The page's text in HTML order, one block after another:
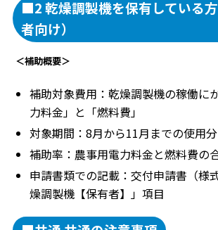
■2 乾燥調製機を保有している
者向け）
＜補助概要＞
補助対象費用：乾燥調製機の稼働に
力料金」と「燃料費」
対象期間：8月から11月までの使用分
補助率：農事用電力料金と燃料費の
申請書類での記載：交付申請書（様
燥調製機【保有者】」項目